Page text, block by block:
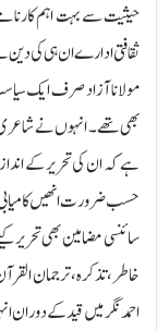
حیثیت سے بہت اہم کارنامے
ثقافتی ادارے ان ہی کی
مولانا آزاد صرف ایک
بھی تھے۔ انہوں نے شاعری
ہے کہ ان کی تحریر کے
حسب ضرورت انھیں
سائنسی مضامین بھی تحریر
خاطر، تذکرہ، ترجمان
احمد نگر میں قید کے